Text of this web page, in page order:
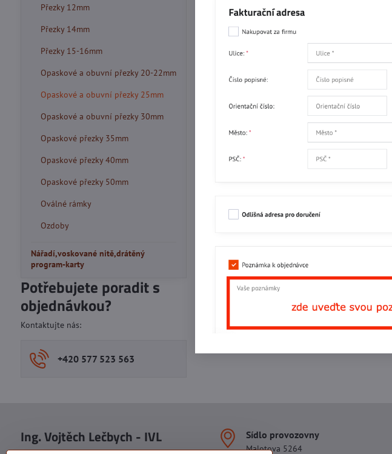
Více z kategorie Výprodej přezek
Přezky 12mm
Přezky 14mm
Přezky 15-16mm
Opaskové a obuvní přezky 20-22mm
Opaskové a obuvní přezky 25mm
Opaskové a obuvní přezky 30mm
Opaskové přezky 35mm
Opaskové přezky 40mm
Opaskové přezky 50mm
Oválné rámky
Ozdoby
Nářadí,voskované nitě,drátěný
program-karty
Potřebujete poradit s
objednávkou?
Kontaktujte nás:
+420 577 523 563
Ing. Vojtěch Lečbych - IVL Sídlo provozovny
Malotova 5264